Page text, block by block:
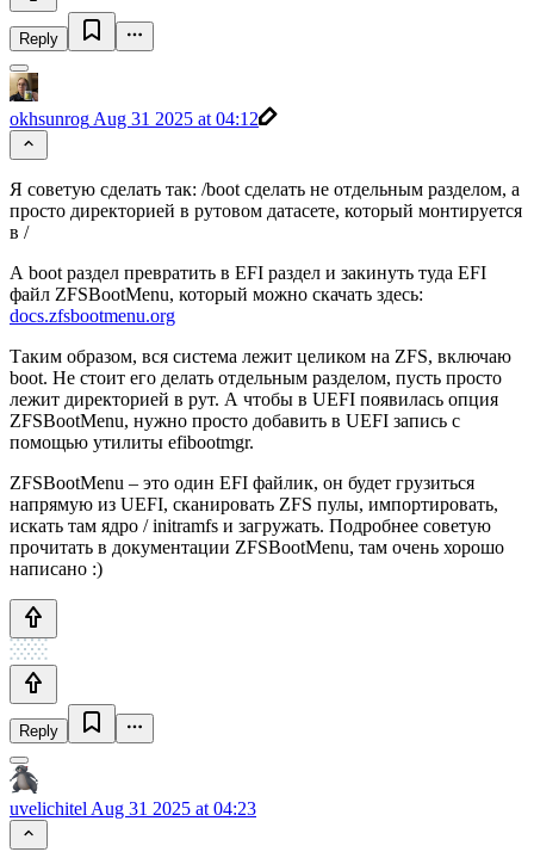
Reply
okhsunrog Aug 31 2025 at 04:12
Я советую сделать так: /boot сделать не отдельным разделом, а
просто директорией в рутовом датасете, который монтируется
в /
А boot раздел превратить в EFI раздел и закинуть туда EFI
файл ZFSBootMenu, который можно скачать здесь:
docs.zfsbootmenu.org
Таким образом, вся система лежит целиком на ZFS, включаю
boot. Не стоит его делать отдельным разделом, пусть просто
лежит директорией в рут. А чтобы в UEFI появилась опция
ZFSBootMenu, нужно просто добавить в UEFI запись с
помощью утилиты efibootmgr.
ZFSBootMenu – это один EFI файлик, он будет грузиться
напрямую из UEFI, сканировать ZFS пулы, импортировать,
искать там ядро / initramfs и загружать. Подробнее советую
прочитать в документации ZFSBootMenu, там очень хорошо
написано :)
Reply
uvelichitel Aug 31 2025 at 04:23